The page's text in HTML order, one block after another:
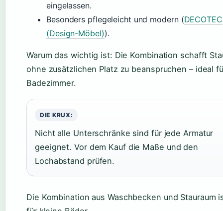
eingelassen.
Besonders pflegeleicht und modern (DECOTEC
(Design-Möbel)).
Warum das wichtig ist: Die Kombination schafft
ohne zusätzlichen Platz zu beanspruchen – ideal
Badezimmer.
DIE KRUX:
Nicht alle Unterschränke sind für jede Armatur
geeignet. Vor dem Kauf die Maße und den
Lochabstand prüfen.
Die Kombination aus Waschbecken und Stauraum